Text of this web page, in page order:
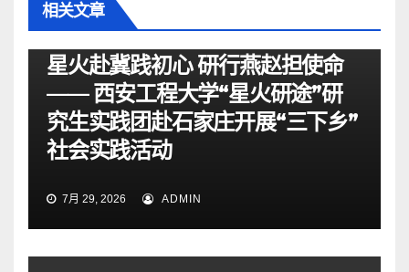
相关文章
星火赴冀践初心 研行燕赵担使命
—— 西安工程大学“星火研途”研
究生实践团赴石家庄开展“三下乡”
社会实践活动
7月 29, 2026 ADMIN